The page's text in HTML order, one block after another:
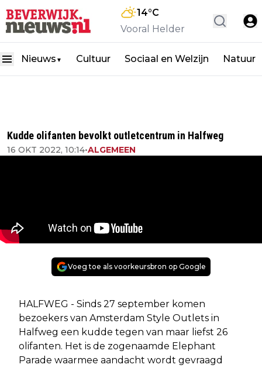
14°C
Vooral Helder
Nieuws ▼ Cultuur Sociaal en Welzijn Natuur
Kudde olifanten bevolkt outletcentrum in Halfweg
16 OKT 2022, 10:14•ALGEMEEN
Voeg toe als voorkeursbron op Google
HALFWEG - Sinds 27 september komen
bezoekers van Amsterdam Style Outlets in
Halfweg een kudde tegen van maar liefst 26
olifanten. Het is de zogenaamde Elephant
Parade waarmee aandacht wordt gevraagd